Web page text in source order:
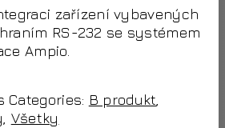
zařízení vybavených
RS-232 se systémem
Ampio.
Categories: B produkt,
, Všetky